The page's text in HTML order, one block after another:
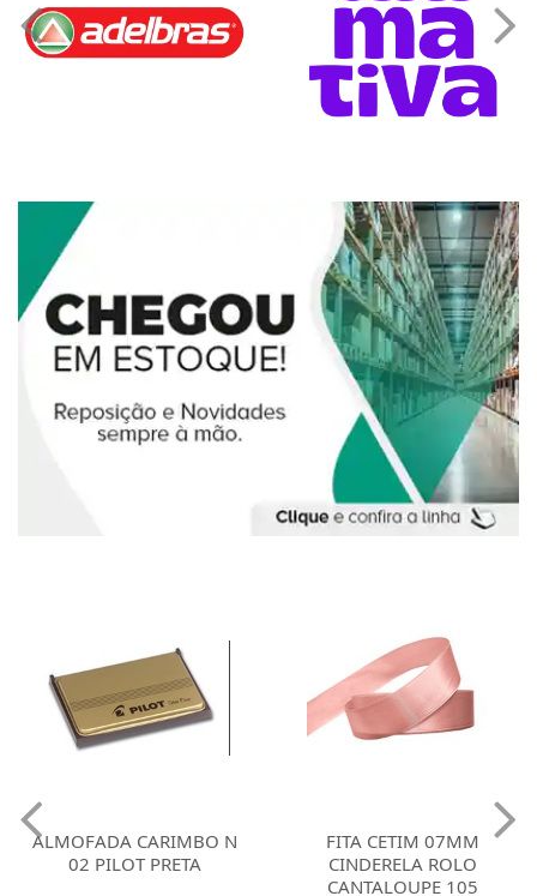
ALMOFADA CARIMBO N
02 PILOT PRETA
FITA CETIM 07MM
CINDERELA ROLO
CANTALOUPE 105